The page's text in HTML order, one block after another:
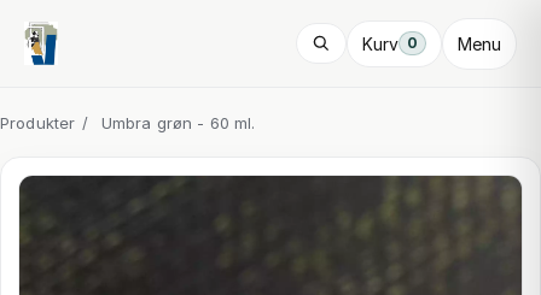
Kurv 0 Menu
Produkter / Umbra grøn - 60 ml.